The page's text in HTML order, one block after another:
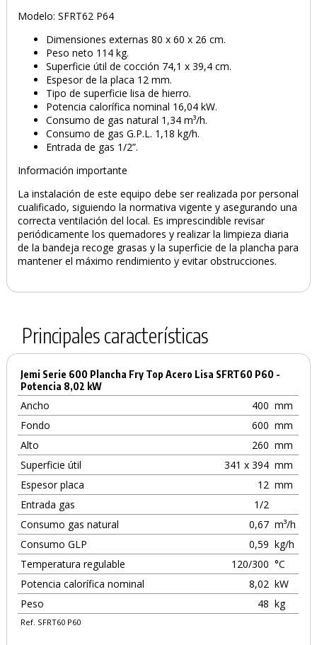
Modelo: SFRT62 P64
Dimensiones externas 80 x 60 x 26 cm.
Peso neto 114 kg.
Superficie útil de cocción 74,1 x 39,4 cm.
Espesor de la placa 12 mm.
Tipo de superficie lisa de hierro.
Potencia calorífica nominal 16,04 kW.
Consumo de gas natural 1,34 m³/h.
Consumo de gas G.P.L. 1,18 kg/h.
Entrada de gas 1/2”.
Información importante
La instalación de este equipo debe ser realizada por personal
cualificado, siguiendo la normativa vigente y asegurando una
correcta ventilación del local. Es imprescindible revisar
periódicamente los quemadores y realizar la limpieza diaria
de la bandeja recoge grasas y la superficie de la plancha para
mantener el máximo rendimiento y evitar obstrucciones.
Principales características
Jemi Serie 600 Plancha Fry Top Acero Lisa SFRT60 P60 -
Potencia 8,02 kW
Ancho 400 mm
Fondo
600 mm
Alto
260 mm
Superficie útil
341 x 394 mm
Espesor placa
12 mm
Entrada gas
1/2
Consumo gas natural
0,67 m³/h
Consumo GLP
0,59 kg/h
Temperatura regulable
120/300 °C
Potencia calorífica nominal
8,02 kW
Peso
48 kg
Ref. SFRT60 P60